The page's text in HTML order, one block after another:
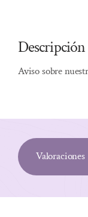
Aviso sobre
Valoraciones